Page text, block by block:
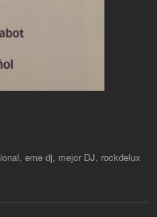
,eme dj, mejor DJ, rockdelux